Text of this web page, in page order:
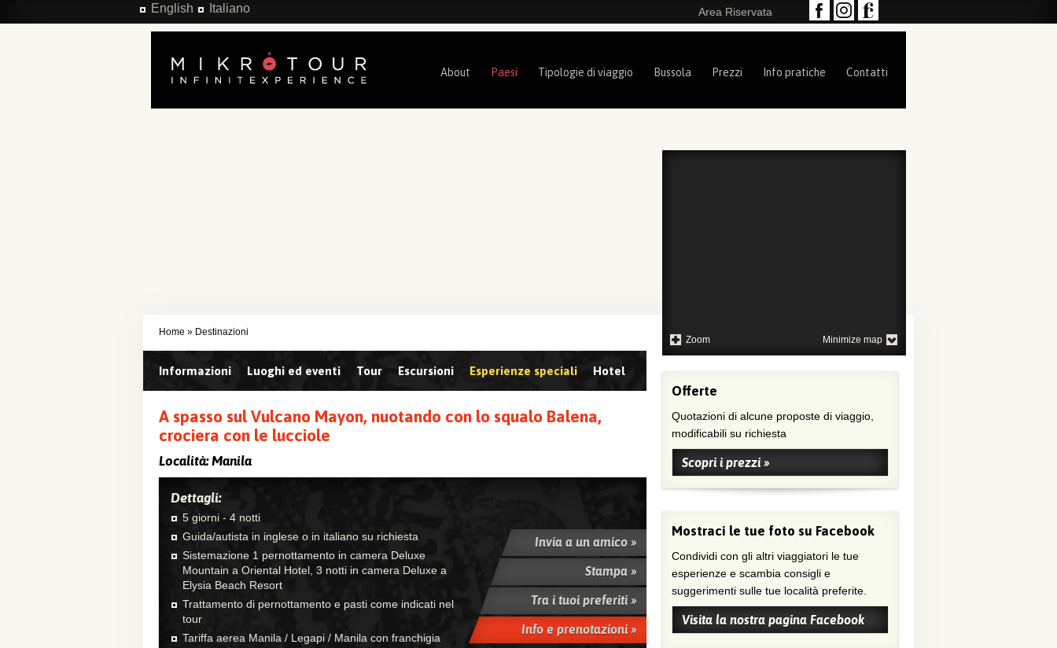
Salta al contenuto principale Area Riservata
English Italiano
About Paesi Tipologie di viaggio Bussola Prezzi Info pratiche Contatti
Home » Destinazioni
Informazioni Luoghi ed eventi Tour Escursioni Esperienze speciali Hotel
A spasso sul Vulcano Mayon, nuotando con lo squalo Balena,
crociera con le lucciole
Località:Manila
Dettagli:
5 giorni - 4 notti
Guida/autista in inglese o in italiano su richiesta
Sistemazione 1 pernottamento in camera Deluxe
Mountain a Oriental Hotel, 3 notti in camera Deluxe a
Elysia Beach Resort
Trattamento di pernottamento e pasti come indicati nel
tour
Tariffa aerea Manila / Legapi / Manila con franchigia
Invia a un amico »
Stampa »
Tra i tuoi preferiti »
Info e prenotazioni »
Zoom Minimize map
Offerte
Quotazioni di alcune proposte di viaggio,
modificabili su richiesta
Scopri i prezzi »
Mostraci le tue foto su Facebook
Condividi con gli altri viaggiatori le tue
esperienze e scambia consigli e
suggerimenti sulle tue località preferite.
Visita la nostra pagina Facebook